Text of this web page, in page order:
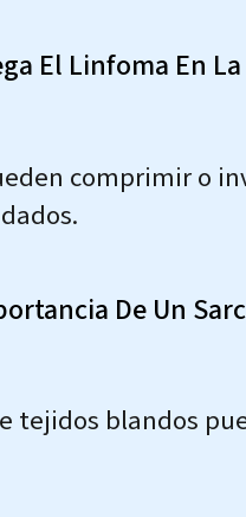
El Linfoma En
comprimir o
De Un
tejidos blandos